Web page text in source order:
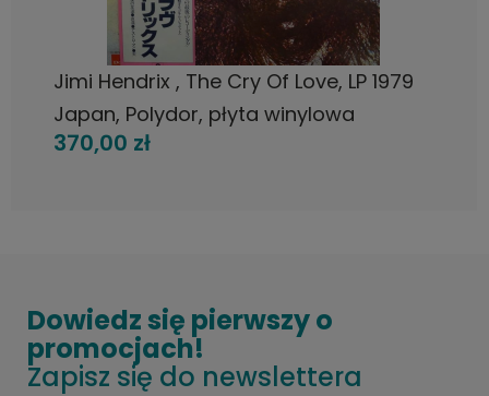
Jimi Hendrix , The Cry Of Love, LP 1979
Japan, Polydor, płyta winylowa
370,00 zł
DO KOSZYKA
Dowiedz się pierwszy o
promocjach!
Zapisz się do newslettera